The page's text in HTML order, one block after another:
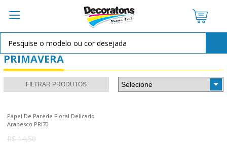
PRIMAVERA
FILTRAR PRODUTOS
Papel De Parede Floral Delicado
Arabesco PRI70
R$ 14,50